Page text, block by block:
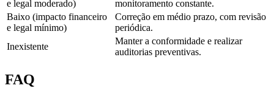
e legal moderado)
monitoramento constante.
Baixo (impacto financeiro
e legal mínimo)
Correção em médio prazo, com revisão
periódica.
Inexistente
Manter a conformidade e realizar
auditorias preventivas.
FAQ